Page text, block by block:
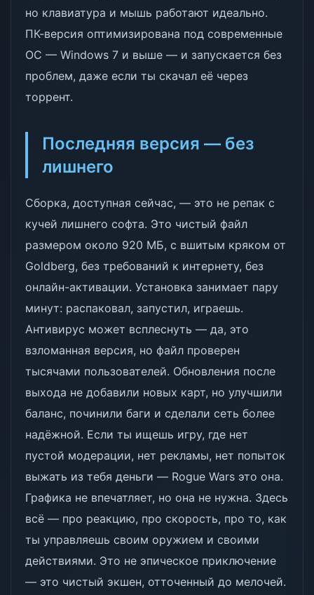
но клавиатура и мышь работают идеально.
ПК-версия оптимизирована под современные
ОС — Windows 7 и выше — и запускается без
проблем, даже если ты скачал её через
торрент.
Последняя версия — без
лишнего
Сборка, доступная сейчас, — это не репак с
кучей лишнего софта. Это чистый файл
размером около 920 МБ, с вшитым кряком от
Goldberg, без требований к интернету, без
онлайн-активации. Установка занимает пару
минут: распаковал, запустил, играешь.
Антивирус может всплеснуть — да, это
взломанная версия, но файл проверен
тысячами пользователей. Обновления после
выхода не добавили новых карт, но улучшили
баланс, починили баги и сделали сеть более
надёжной. Если ты ищешь игру, где нет
пустой модерации, нет рекламы, нет попыток
выжать из тебя деньги — Rogue Wars это она.
Графика не впечатляет, но она не нужна. Здесь
всё — про реакцию, про скорость, про то, как
ты управляешь своим оружием и своими
действиями. Это не эпическое приключение
— это чистый экшен, отточенный до мелочей.